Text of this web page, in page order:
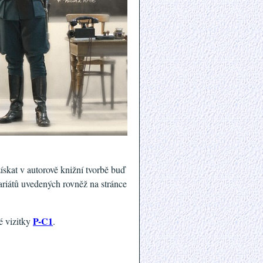
v autorově knižní tvorbě buď
uvedených rovněž na stránce
vizitkyP-C1.